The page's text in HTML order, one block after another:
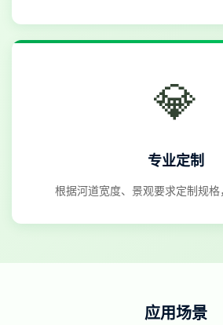
💎
专业定制
根据河道宽度、景观要求定制规
应用场景